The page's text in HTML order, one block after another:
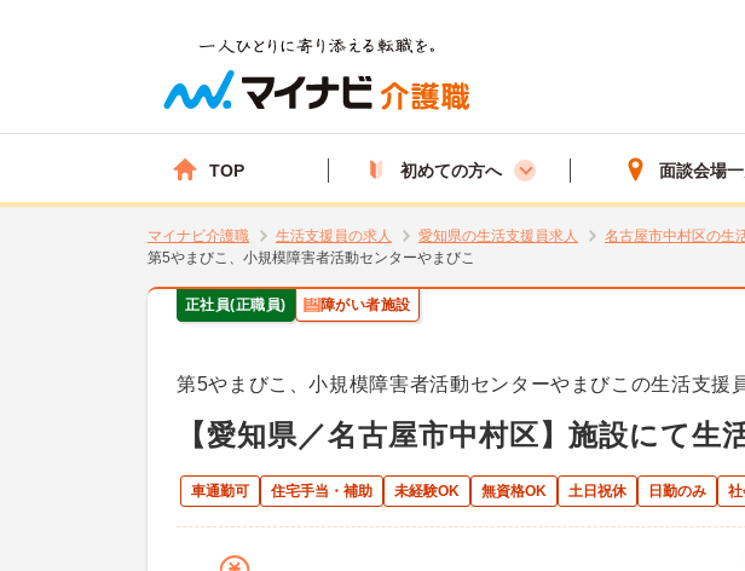
TOP 初めての方へ 面談会場
マイナビ介護職 生活支援員の求人 愛知県の生活支援員求人 名古屋市中村区の生
第5やまびこ、小規模障害者活動センターやまびこ
正社員(正職員) 障がい者施設
第5やまびこ、小規模障害者活動センターやまびこの生活支援
【愛知県／名古屋市中村区】施設にて生
車通勤可 住宅手当・補助 未経験OK 無資格OK 土日祝休 日勤のみ